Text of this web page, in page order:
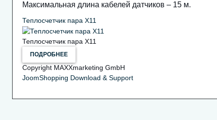
Тепловодолічильники Х12
Максимальная длина кабелей датчиков – 15 м.
Теплосчетчик пара Х11
Теплосчетчик пара Х11
ПОДРОБНЕЕ
Copyright MAXXmarketing GmbH
JoomShopping Download & Support